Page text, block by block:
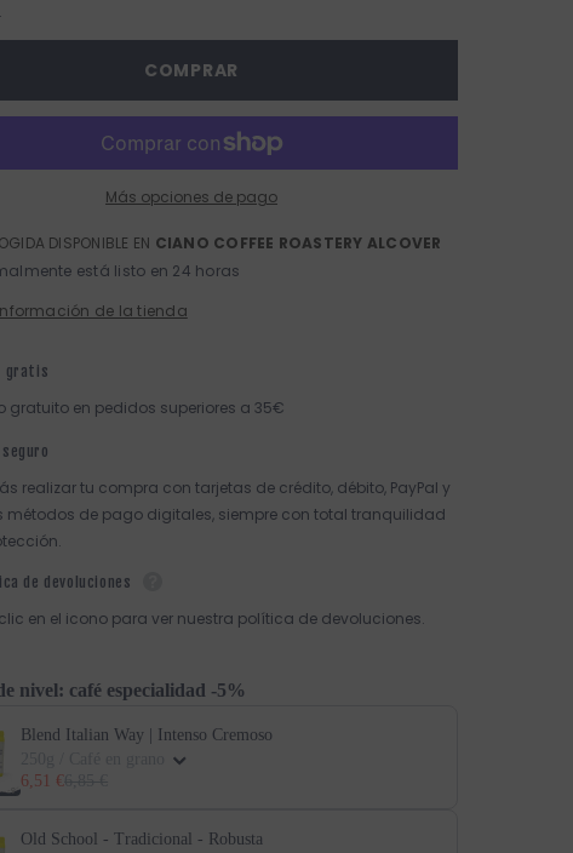
COMPRAR
Más opciones de pago
DISPONIBLE EN CIANO COFFEE ROASTERY ALCOVER
está listo en 24 horas
de la tienda
gratis
gratuito en pedidos superiores a 35€
seguro
realizar tu compra con tarjetas de crédito, débito, PayPal y
métodos de pago digitales, siempre con total tranquilidad
de devoluciones
en el icono para ver nuestra política de devoluciones.
nivel: café especialidad -5%
Blend Italian Way | Intenso Cremoso
6,51 €
Old School - Tradicional - Robusta